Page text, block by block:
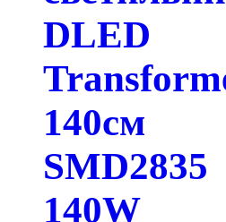
DLED
140см
SMD2835
140W